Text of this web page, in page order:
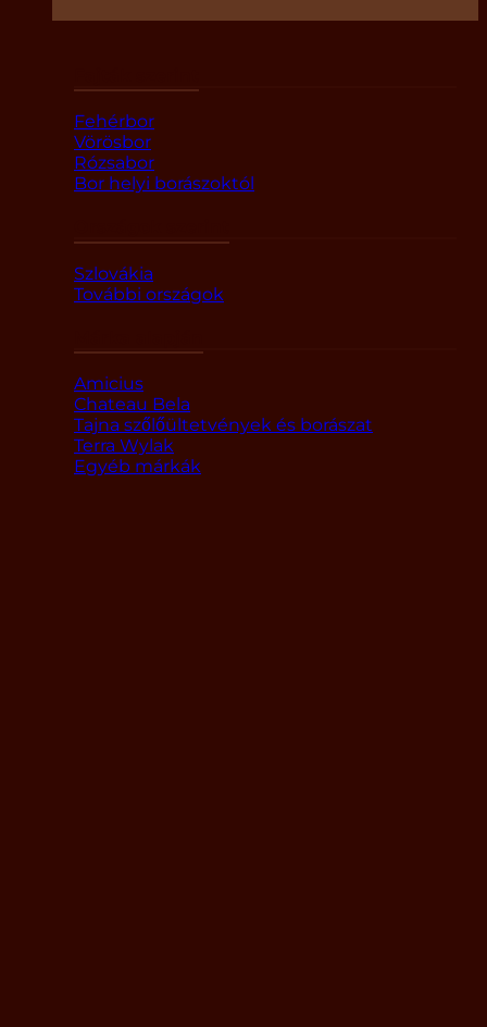
Fehérbor
Vörösbor
Rózsabor
Bor helyi borászoktól
Szlovákia
További országok
Amicius
Chateau Bela
Tajna szőlőültetvények és borászat
Terra Wylak
Egyéb márkák